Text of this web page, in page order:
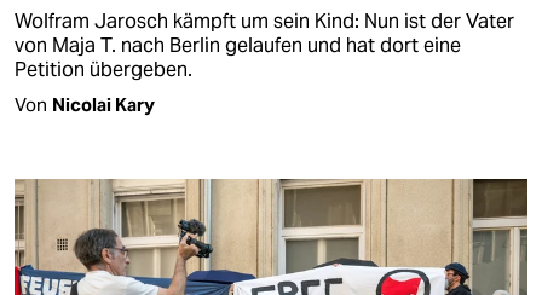
Wolfram Jarosch kämpft um sein Kind: Nun ist der Vater
von Maja T. nach Berlin gelaufen und hat dort eine
Petition übergeben.
Von Nicolai Kary